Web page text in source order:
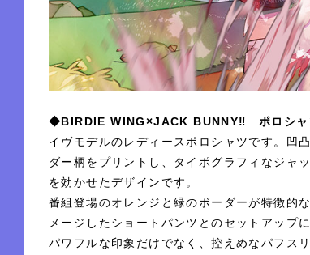
◆BIRDIE WING×JACK BUNNY‼ ポロシ
イヴモデルのレディースポロシャツです。凹
ダー柄をプリントし、タイポグラフィなジャ
を効かせたデザインです。
番組登場のオレンジと緑のボーダーが特徴的
メージしたショートパンツとのセットアップに
パワフルな印象だけでなく、控えめなパフス